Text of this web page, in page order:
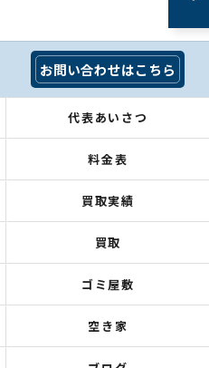
お問い合わせはこちら
代表あいさつ
料金表
買取実績
買取
ゴミ屋敷
空き家